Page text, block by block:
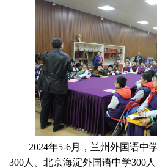
2024年5-6月，兰州外国语中
300人、北京海淀外国语中学300